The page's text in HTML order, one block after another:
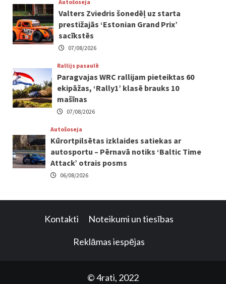
Autošoseja
Valters Zviedris šonedēļ uz starta
prestižajās ‘Estonian Grand Prix’
sacīkstēs
07/08/2026
Rallijs pasaulē
Paragvajas WRC rallijam pieteiktas 60
ekipāžas, ‘Rally1’ klasē brauks 10
mašīnas
07/08/2026
Autošoseja
Kūrortpilsētas izklaides satiekas ar
autosportu – Pērnavā notiks ‘Baltic Time
Attack’ otrais posms
06/08/2026
Kontakti Noteikumi un tiesības
Reklāmas iespējas
© 4rati, 2022